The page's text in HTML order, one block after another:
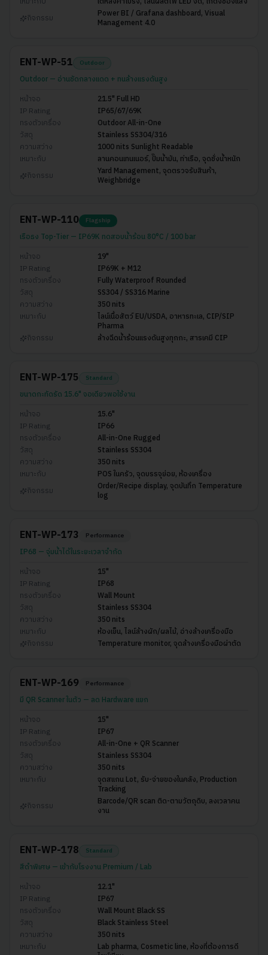
กิจกรรม
Power BI / Grafana dashboard, Visual
Management 4.0
ENT-WP-51 Outdoor
Outdoor — อ่านชัดกลางแดด + ทนล้างแรงดันสูง
หน้าจอ
21.5" Full HD
IP Rating
IP65/67/69K
ทรงตัวเครื่อง
Outdoor All-in-One
วัสดุ
Stainless SS304/316
ความสว่าง
1000 nits Sunlight Readable
เหมาะกับ
ลานคอนเทนเนอร์, ปั๊มน้ำมัน, ท่าเรือ, จุดชั่งน้ำหนัก
กิจกรรม
Yard Management, จุดตรวจรับสินค้า,
Weighbridge
ENT-WP-110 Flagship
เรือธง Top-Tier — IP69K ทดสอบน้ำร้อน 80°C / 100 bar
หน้าจอ
19"
IP Rating
IP69K + M12
ทรงตัวเครื่อง
Fully Waterproof Rounded
วัสดุ
SS304 / SS316 Marine
ความสว่าง
350 nits
เหมาะกับ
ไลน์เนื้อสัตว์ EU/USDA, อาหารทะเล, CIP/SIP
Pharma
กิจกรรม
ล้างฉีดน้ำร้อนแรงดันสูงทุกกะ, สารเคมี CIP
ENT-WP-175 Standard
ขนาดกะทัดรัด 15.6" จอเดียวพอใช้งาน
หน้าจอ
15.6"
IP Rating
IP66
ทรงตัวเครื่อง
All-in-One Rugged
วัสดุ
Stainless SS304
ความสว่าง
350 nits
เหมาะกับ
POS ในครัว, จุดบรรจุย่อย, ห้องเครื่อง
กิจกรรม
Order/Recipe display, จุดบันทึก Temperature
log
ENT-WP-173 Performance
IP68 — จุ่มน้ำได้ในระยะเวลาจำกัด
หน้าจอ
15"
IP Rating
IP68
ทรงตัวเครื่อง
Wall Mount
วัสดุ
Stainless SS304
ความสว่าง
350 nits
เหมาะกับ
ห้องเย็น, ไลน์ล้างผัก/ผลไม้, อ่างล้างเครื่องมือ
กิจกรรม
Temperature monitor, จุดล้างเครื่องมือผ่าตัด
ENT-WP-169 Performance
มี QR Scanner ในตัว — ลด Hardware แยก
หน้าจอ
15"
IP Rating
IP67
ทรงตัวเครื่อง
All-in-One + QR Scanner
วัสดุ
Stainless SS304
ความสว่าง
350 nits
เหมาะกับ
จุดสแกน Lot, รับ-จ่ายของในคลัง, Production
Tracking
กิจกรรม
Barcode/QR scan ติด-ตามวัตถุดิบ, ลงเวลาคน
งาน
ENT-WP-178 Standard
สีดำพิเศษ — เข้ากับโรงงาน Premium / Lab
หน้าจอ
12.1"
IP Rating
IP67
ทรงตัวเครื่อง
Wall Mount Black SS
วัสดุ
Black Stainless Steel
ความสว่าง
350 nits
เหมาะกับ
Lab pharma, Cosmetic line, ห้องที่ต้องการดี